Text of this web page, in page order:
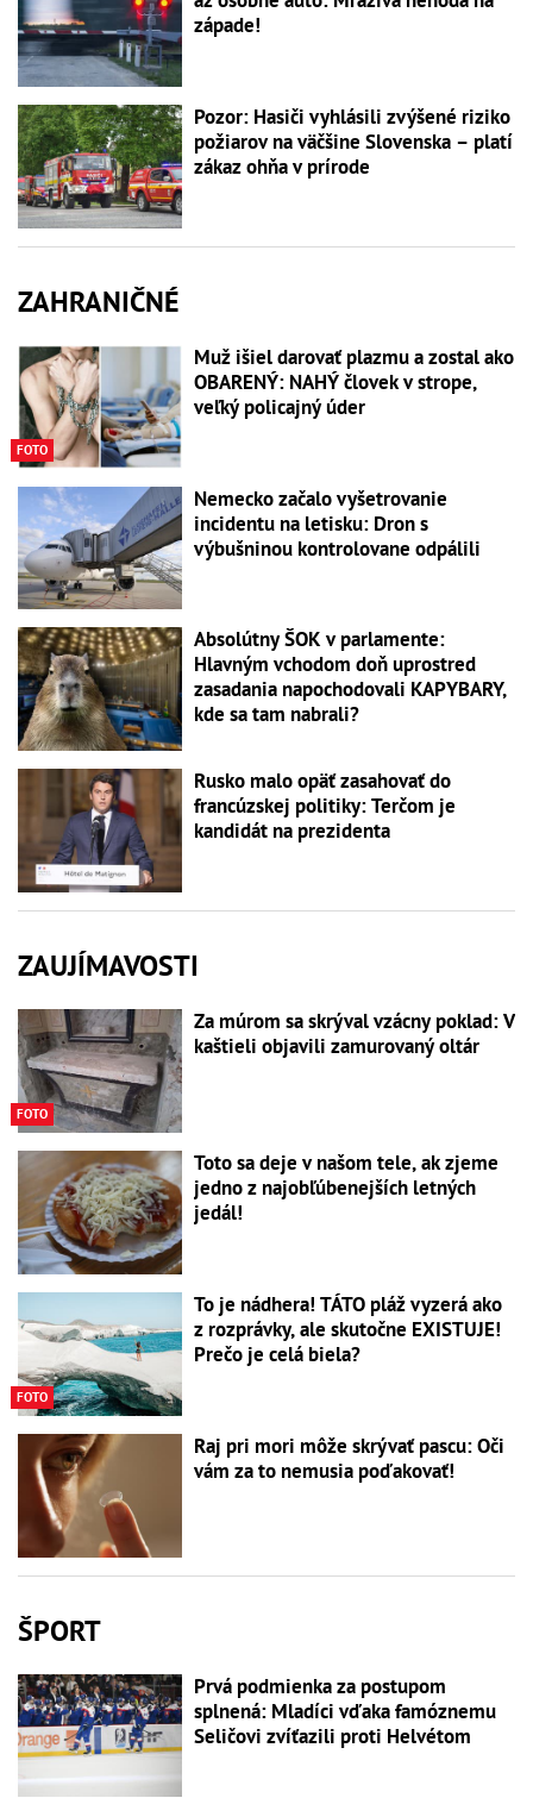
západe!
Pozor: Hasiči vyhlásili zvýšené riziko
požiarov na väčšine Slovenska – platí
zákaz ohňa v prírode
ZAHRANIČNÉ
FOTO
Muž išiel darovať plazmu a zostal ako
OBARENÝ: NAHÝ človek v strope,
veľký policajný úder
Nemecko začalo vyšetrovanie
incidentu na letisku: Dron s
výbušninou kontrolovane odpálili
Absolútny ŠOK v parlamente:
Hlavným vchodom doň uprostred
zasadania napochodovali KAPYBARY,
kde sa tam nabrali?
Rusko malo opäť zasahovať do
francúzskej politiky: Terčom je
kandidát na prezidenta
ZAUJÍMAVOSTI
FOTO
Za múrom sa skrýval vzácny poklad: V
kaštieli objavili zamurovaný oltár
Toto sa deje v našom tele, ak zjeme
jedno z najobľúbenejších letných
jedál!
FOTO
To je nádhera! TÁTO pláž vyzerá ako
z rozprávky, ale skutočne EXISTUJE!
Prečo je celá biela?
Raj pri mori môže skrývať pascu: Oči
vám za to nemusia poďakovať!
ŠPORT
Prvá podmienka za postupom
splnená: Mladíci vďaka famóznemu
Seličovi zvíťazili proti Helvétom